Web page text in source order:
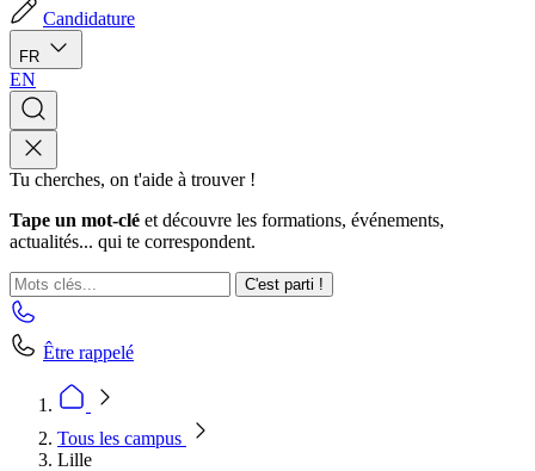
Candidature
FR
EN
Tu cherches, on t'aide à trouver !
Tape un mot-clé et découvre les formations, événements,
actualités... qui te correspondent.
C'est parti !
Être rappelé
Tous les campus
Lille